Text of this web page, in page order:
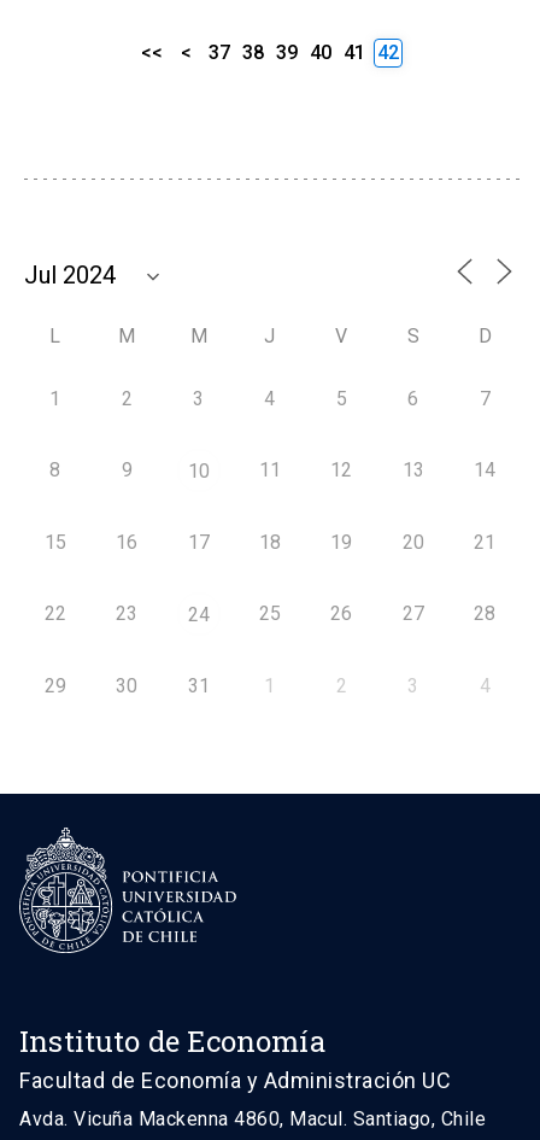
<< < 37 38 39 40 41 42
L M M J V S D
1 2 3 4 5 6 7
8 9 10 11 12 13 14
15 16 17 18 19 20 21
22 23 24 25 26 27 28
29 30 31 1 2 3 4
Instituto de Economía
Facultad de Economía y Administración UC
Avda. Vicuña Mackenna 4860, Macul. Santiago, Chile